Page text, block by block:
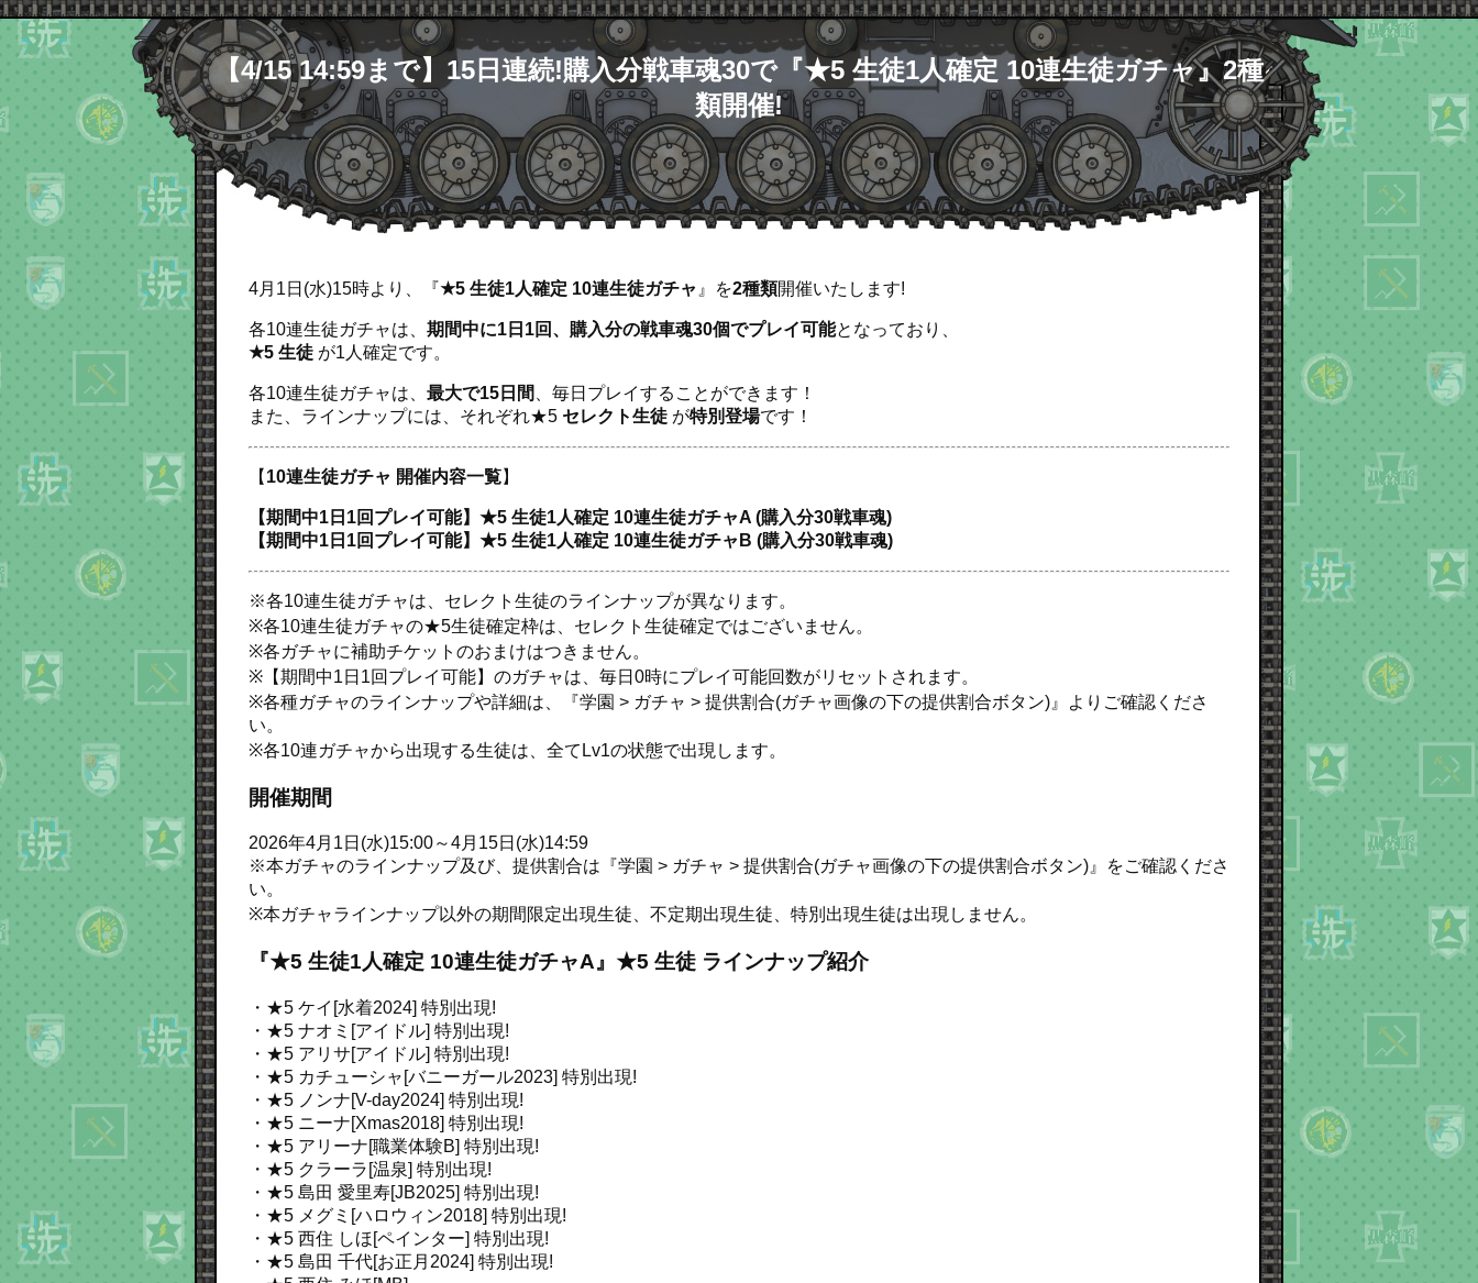
【4/15 14:59まで】15日連続!購入分戦車魂30で『★5 生徒1人確定 10連生徒ガチャ』2種
類開催!
4月1日(水)15時より、『★5 生徒1人確定 10連生徒ガチャ 』を2種類開催いたします!
各10連生徒ガチャは、 期間中に1日1回、購入分の戦車魂30個でプレイ可能となっており、
★5 生徒 が1人確定です。
各10連生徒ガチャは、 最大で15日間
、毎日プレイすることができます！
また、ラインナップには、それぞれ★5 セレクト生徒 が特別登場です！
【 10連生徒ガチャ 開催内容一覧】
【期間中1日1回プレイ可能】★5 生徒1人確定 10連生徒ガチャA (購入分30戦車魂)
【期間中1日1回プレイ可能】★5 生徒1人確定 10連生徒ガチャB (購入分30戦車魂)
※各10連生徒ガチャは、セレクト生徒のラインナップが異なります。
※各10連生徒ガチャの★5生徒確定枠は、セレクト生徒確定ではございません。
※各ガチャに補助チケットのおまけはつきません。
※【期間中1日1回プレイ可能】のガチャは、毎日0時にプレイ可能回数がリセットされます。
※各種ガチャのラインナップや詳細は、『学園 > ガチャ > 提供割合(ガチャ画像の下の提供割合ボタン)』よりご確認くださ
い。
※各10連ガチャから出現する生徒は、全てLv1の状態で出現します。
開催期間
2026年4月1日(水)15:00～4月15日(水)14:59
※本ガチャのラインナップ及び、提供割合は『学園 > ガチャ > 提供割合(ガチャ画像の下の提供割合ボタン)』をご確認くださ
い。
※本ガチャラインナップ以外の期間限定出現生徒、不定期出現生徒、特別出現生徒は出現しません。
『★5 生徒1人確定 10連生徒ガチャA』★5 生徒 ラインナップ紹介
・★5 ケイ[水着2024] 特別出現!
・★5 ナオミ[アイドル] 特別出現!
・★5 アリサ[アイドル] 特別出現!
・★5 カチューシャ[バニーガール2023] 特別出現!
・★5 ノンナ[V-day2024] 特別出現!
・★5 ニーナ[Xmas2018] 特別出現!
・★5 アリーナ[職業体験B] 特別出現!
・★5 クラーラ[温泉] 特別出現!
・★5 島田 愛里寿[JB2025] 特別出現!
・★5 メグミ[ハロウィン2018] 特別出現!
・★5 西住 しほ[ペインター] 特別出現!
・★5 島田 千代[お正月2024] 特別出現!